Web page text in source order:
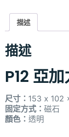
描述
描述
P12 亞
尺寸： 153 x 102
固定方式： 磁石
顏色： 透明